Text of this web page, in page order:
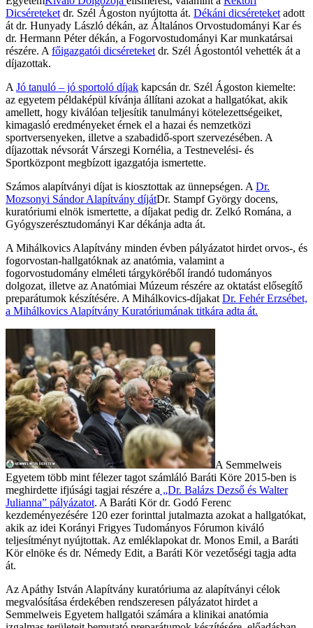
Dicséreteket dr. Szél Ágoston nyújtotta át. Dékáni dicséreteket adott
át dr. Hunyady László dékán, az Általános Orvostudományi Kar és
dr. Hermann Péter dékán, a Fogorvostudományi Kar munkatársai
részére. A főigazgatói dicséreteket dr. Szél Ágostontól vehették át a
díjazottak.
A Jó tanuló – jó sportoló díjak kapcsán dr. Szél Ágoston kiemelte:
az egyetem példaképül kívánja állítani azokat a hallgatókat, akik
amellett, hogy kiválóan teljesítik tanulmányi kötelezettségeiket,
kimagasló eredményeket érnek el a hazai és nemzetközi
sportversenyeken, illetve a szabadidő-sport szervezésében. A
díjazottak névsorát Várszegi Kornélia, a Testnevelési- és
Sportközpont megbízott igazgatója ismertette.
Számos alapítványi díjat is kiosztottak az ünnepségen. A Dr.
Mozsonyi Sándor Alapítvány díjátDr. Stampf György docens,
kuratóriumi elnök ismertette, a díjakat pedig dr. Zelkó Romána, a
Gyógyszerésztudományi Kar dékánja adta át.
A Mihálkovics Alapítvány minden évben pályázatot hirdet orvos-, és
fogorvostan-hallgatóknak az anatómia, valamint a
fogorvostudomány elméleti tárgyköréből írandó tudományos
dolgozat, illetve az Anatómiai Múzeum részére az oktatást elősegítő
preparátumok készítésére. A Mihálkovics-díjakat Dr. Fehér Erzsébet,
a Mihálkovics Alapítvány Kuratóriumának titkára adta át.
A Semmelweis
Egyetem több mint félezer tagot számláló Baráti Köre 2015-ben is
meghirdette ifjúsági tagjai részére a „Dr. Balázs Dezső és Walter
Julianna” pályázatot. A Baráti Kör dr. Godó Ferenc
kezdeményezésére 120 ezer forinttal jutalmazta azokat a hallgatókat,
akik az idei Korányi Frigyes Tudományos Fórumon kiváló
teljesítményt nyújtottak. Az emléklapokat dr. Monos Emil, a Baráti
Kör elnöke és dr. Némedy Edit, a Baráti Kör vezetőségi tagja adta
át.
Az Apáthy István Alapítvány kuratóriuma az alapítványi célok
megvalósítása érdekében rendszeresen pályázatot hirdet a
Semmelweis Egyetem hallgatói számára a klinikai anatómia